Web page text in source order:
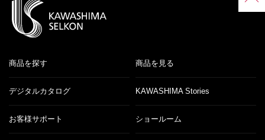
商品を探す 商品を見る
デジタルカタログ KAWASHIMA Stories
お客様サポート ショールーム